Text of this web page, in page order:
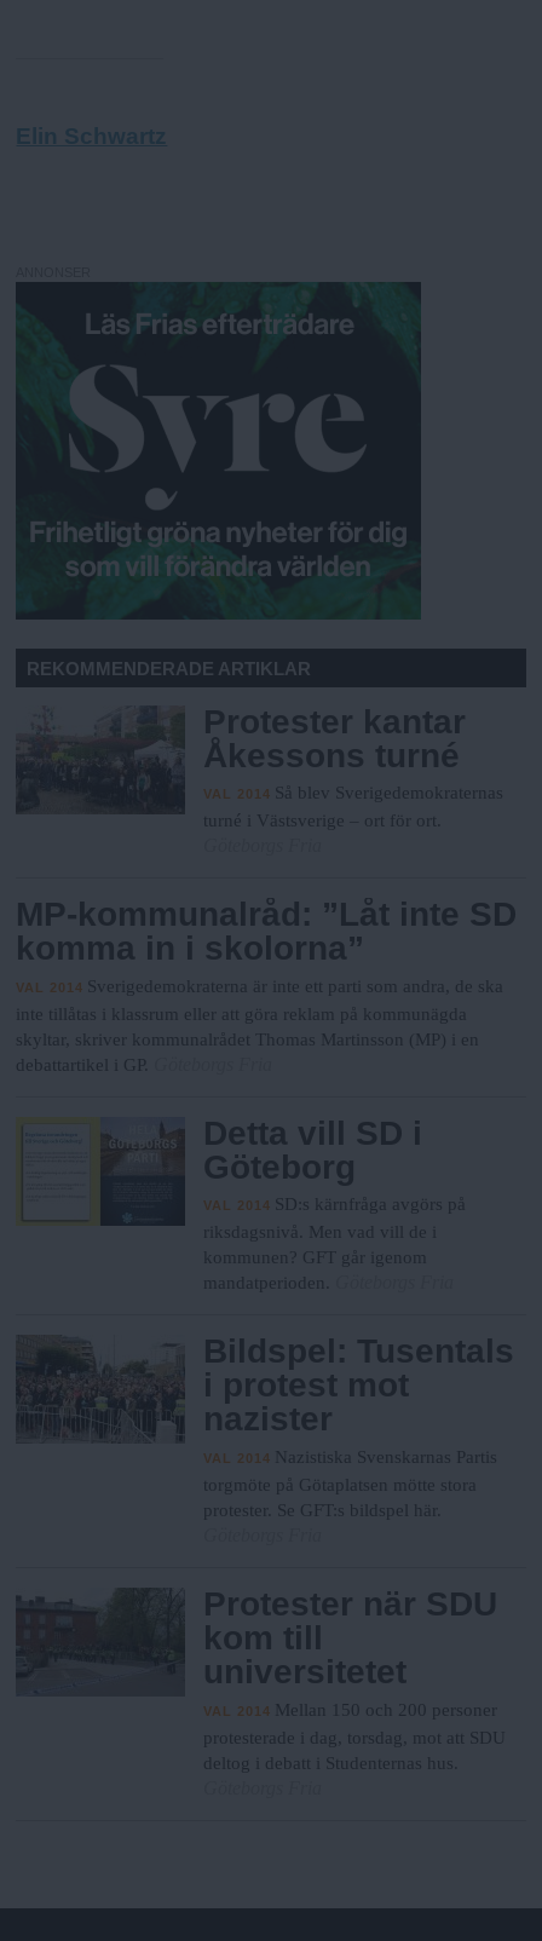
Elin Schwartz
REKOMMENDERADE ARTIKLAR
Protester kantar
Åkessons turné
VAL 2014 Så blev Sverigedemokraternas
turné i Västsverige – ort för ort.
MP-kommunalråd: ”Låt inte SD
komma in i skolorna”
VAL 2014 Sverigedemokraterna är inte ett parti som andra, de ska
inte tillåtas i klassrum eller att göra reklam på kommunägda
skyltar, skriver kommunalrådet Thomas Martinsson (MP) i en
debattartikel i GP.
Detta vill SD i
Göteborg
VAL 2014 SD:s kärnfråga avgörs på
riksdagsnivå. Men vad vill de i
kommunen? GFT går igenom
mandatperioden.
Bildspel: Tusentals
i protest mot
nazister
VAL 2014 Nazistiska Svenskarnas Partis
torgmöte på Götaplatsen mötte stora
protester. Se GFT:s bildspel här.
Protester när SDU
kom till
universitetet
VAL 2014 Mellan 150 och 200 personer
protesterade i dag, torsdag, mot att SDU
deltog i debatt i Studenternas hus.